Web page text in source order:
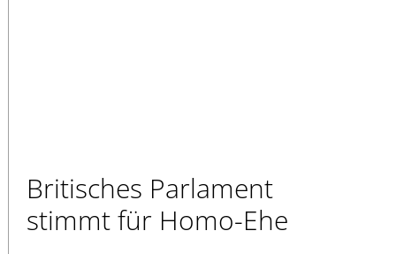
Britisches Parlament
stimmt für Homo-Ehe